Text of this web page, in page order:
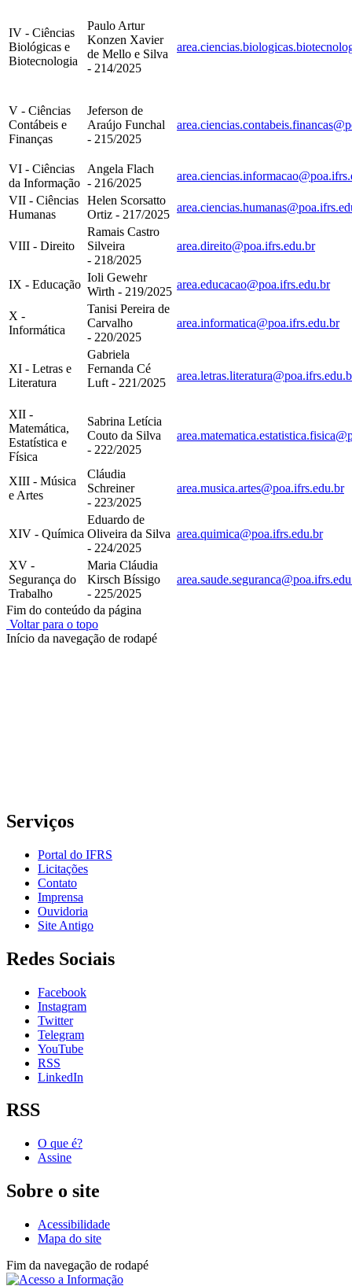
IV - Ciências
Biológicas e
Biotecnologia
Paulo Artur
Konzen Xavier
de Mello e Silva
- 214/2025
V - Ciências
Contábeis e
Finanças
Jeferson de
Araújo Funchal
- 215/2025
VI - Ciências
da Informação
Angela Flach
- 216/2025
VII - Ciências
Humanas
Helen Scorsatto
Ortiz - 217/2025
VIII - Direito
Ramais Castro
Silveira
- 218/2025
area.direito@poa.ifrs.edu.br
IX - Educação
Ioli Gewehr
Wirth - 219/2025
area.educacao@poa.ifrs.edu.br
X -
Informática
Tanisi Pereira de
Carvalho
- 220/2025
area.informatica@poa.ifrs.edu.br
XI - Letras e
Literatura
Gabriela
Fernanda Cé
Luft - 221/2025
XII -
Matemática,
Estatística e
Física
Sabrina Letícia
Couto da Silva
- 222/2025
XIII - Música
e Artes
Cláudia
Schreiner
- 223/2025
area.musica.artes@poa.ifrs.edu.br
XIV - Química
Eduardo de
Oliveira da Silva
- 224/2025
area.quimica@poa.ifrs.edu.br
XV -
Segurança do
Trabalho
Maria Cláudia
Kirsch Bíssigo
- 225/2025
Fim do conteúdo da página
Voltar para o topo
Início da navegação de rodapé
Serviços
Portal do IFRS
Licitações
Contato
Imprensa
Ouvidoria
Site Antigo
Redes Sociais
Facebook
Instagram
Twitter
Telegram
YouTube
RSS
LinkedIn
RSS
O que é?
Assine
Sobre o site
Acessibilidade
Mapa do site
Fim da navegação de rodapé